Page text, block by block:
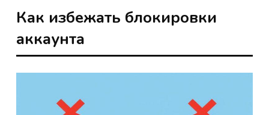
Как избежать блокировки
аккаунта